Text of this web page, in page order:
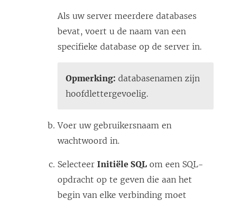
Als uw server meerdere databases
bevat, voert u de naam van een
specifieke database op de server in.
Opmerking: databasenamen zijn
hoofdlettergevoelig.
Voer uw gebruikersnaam en
wachtwoord in.
Selecteer Initiële SQL om een SQL-
opdracht op te geven die aan het
begin van elke verbinding moet